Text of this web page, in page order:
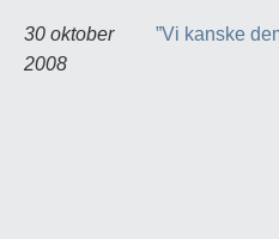
30 oktober
2008
”Vi kanske